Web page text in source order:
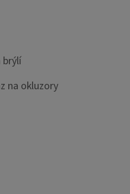
brýlí
na okluzory